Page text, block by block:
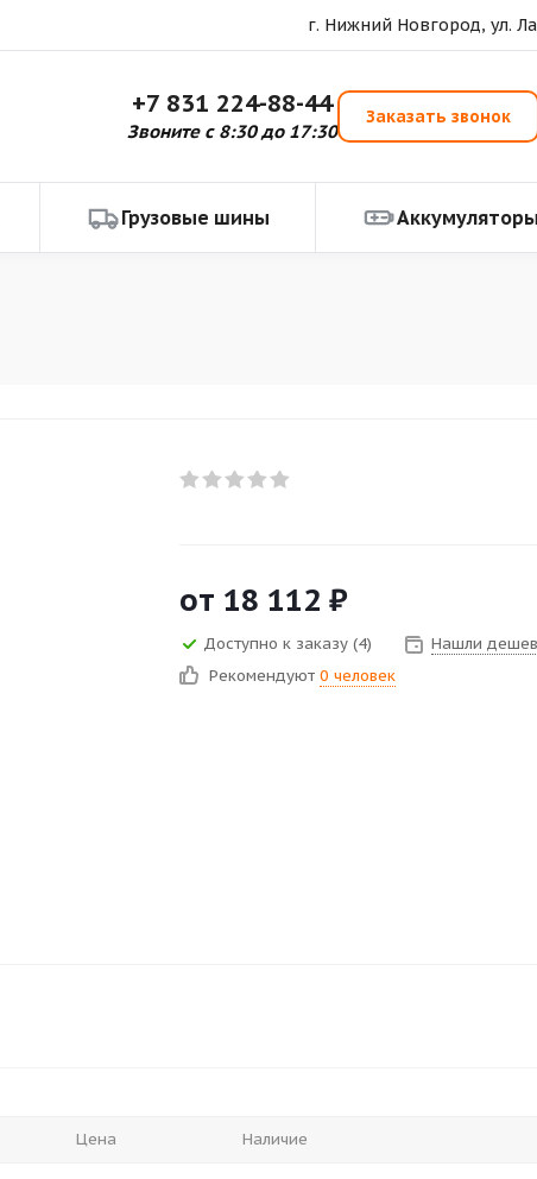
г. Нижний Новгород, ул.
+7 831 224-88-44
Звоните с 8:30 до 17:30
Заказать звонок
Грузовые шины Аккумуляторы
от 18 112 ₽
Доступно к заказу (4)
Нашли
Рекомендуют 0 человек
Цена Наличие